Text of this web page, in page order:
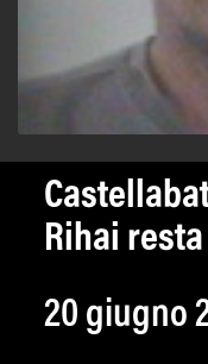
Rihai
20 giugno